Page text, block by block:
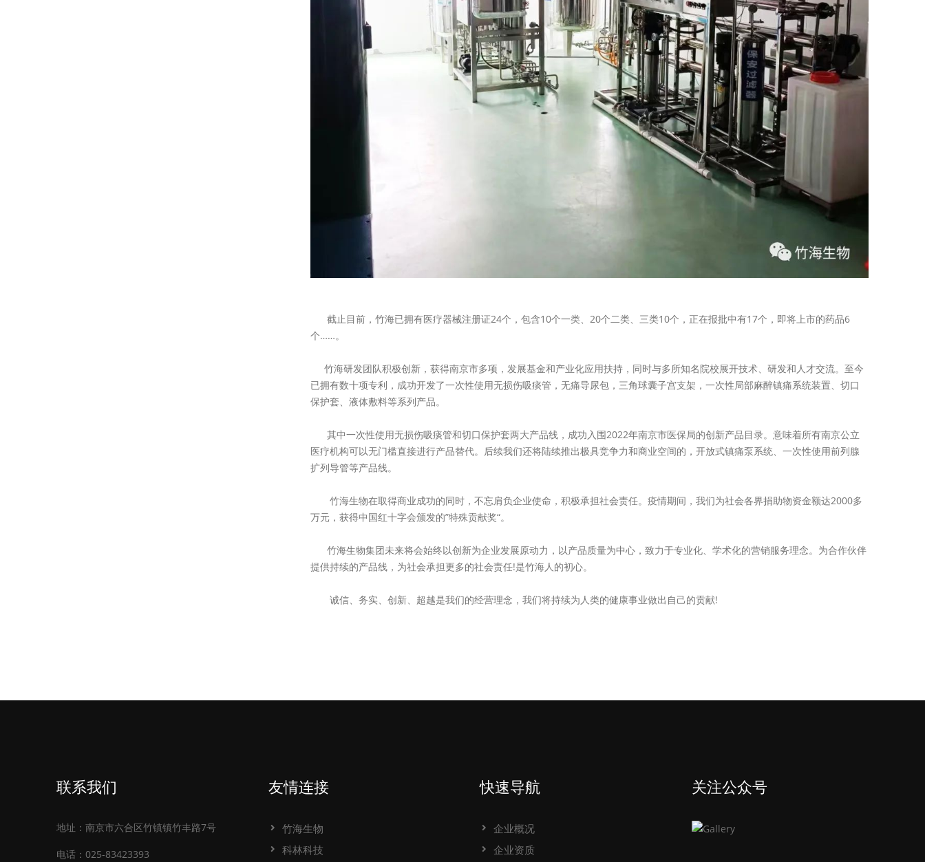
截止目前，竹海已拥有医疗器械注册证24个，包含10个一类、20个二类、三类10个，正在报批中有17个，即将上市的药品6
个……。
竹海研发团队积极创新，获得南京市多项，发展基金和产业化应用扶持，同时与多所知名院校展开技术、研发和人才交流。至今
已拥有数十项专利，成功开发了一次性使用无损伤吸痰管，无痛导尿包，三角球囊子宫支架，一次性局部麻醉镇痛系统装置、切口
保护套、液体敷料等系列产品。
其中一次性使用无损伤吸痰管和切口保护套两大产品线，成功入围2022年南京市医保局的创新产品目录。意味着所有南京公立
医疗机构可以无门槛直接进行产品替代。后续我们还将陆续推出极具竞争力和商业空间的，开放式镇痛泵系统、一次性使用前列腺
扩列导管等产品线。
竹海生物在取得商业成功的同时，不忘肩负企业使命，积极承担社会责任。疫情期间，我们为社会各界捐助物资金额达2000多
万元，获得中国红十字会颁发的”特殊贡献奖“。
竹海生物集团未来将会始终以创新为企业发展原动力，以产品质量为中心，致力于专业化、学术化的营销服务理念。为合作伙伴
提供持续的产品线，为社会承担更多的社会责任!是竹海人的初心。
诚信、务实、创新、超越是我们的经营理念，我们将持续为人类的健康事业做出自己的贡献!
联系我们
地址：南京市六合区竹镇镇竹丰路7号
电话：025-83423393
友情连接
竹海生物
科林科技
快速导航
企业概况
企业资质
关注公众号